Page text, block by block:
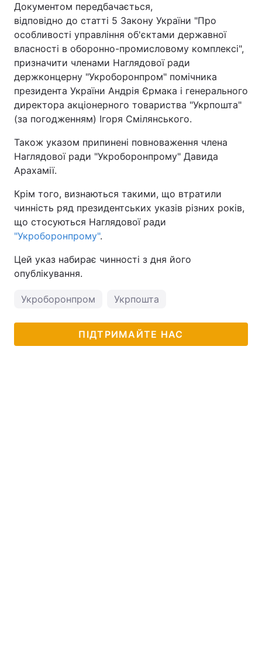
Документом передбачається,
відповідно до статті 5 Закону України "Про
особливості управління об'єктами державної
власності в оборонно-промисловому комплексі",
призначити членами Наглядової ради
держконцерну "Укроборонпром" помічника
президента України Андрія Єрмака і генерального
директора акціонерного товариства "Укрпошта"
(за погодженням) Ігоря Смілянського.
Також указом припинені повноваження члена
Наглядової ради "Укроборонпрому" Давида
Арахамії.
Крім того, визнаються такими, що втратили
чинність ряд президентських указів різних років,
що стосуються Наглядової ради
"Укроборонпрому".
Цей указ набирає чинності з дня його
опублікування.
Укроборонпром Укрпошта
ПІДТРИМАЙТЕ НАС